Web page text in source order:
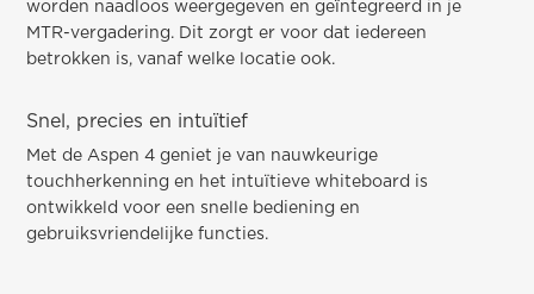
worden naadloos weergegeven en geïntegreerd in je
MTR-vergadering. Dit zorgt er voor dat iedereen
betrokken is, vanaf welke locatie ook.
Snel, precies en intuïtief
Met de Aspen 4 geniet je van nauwkeurige
touchherkenning en het intuïtieve whiteboard is
ontwikkeld voor een snelle bediening en
gebruiksvriendelijke functies.